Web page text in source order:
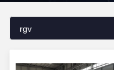
rgv